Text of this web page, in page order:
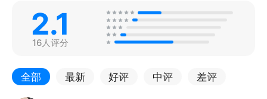
2.1
16人评分
全部 最新 好评 中评 差评